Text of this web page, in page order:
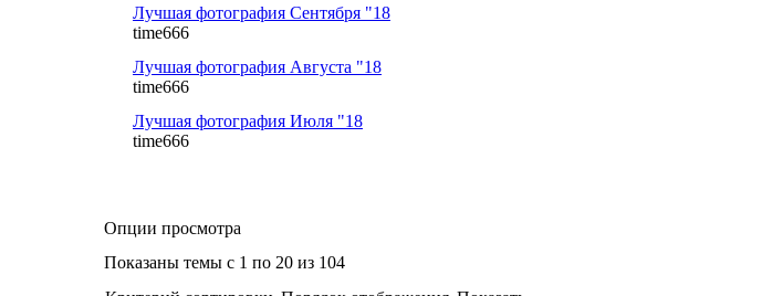
Лучшая фотография Сентября "18
time666
Лучшая фотография Августа "18
time666
Лучшая фотография Июля "18
time666
Опции просмотра
Показаны темы с 1 по 20 из 104